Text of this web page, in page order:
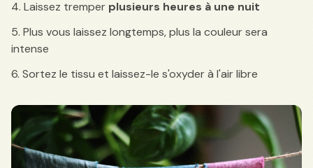
Laissez tremper plusieurs heures à une nuit
Plus vous laissez longtemps, plus la couleur sera
intense
Sortez le tissu et laissez-le s'oxyder à l'air libre